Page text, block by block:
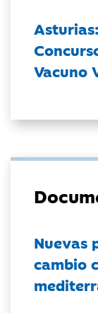
Vacuno
Nuevas
cambio